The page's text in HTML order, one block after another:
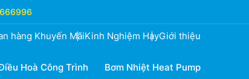
hàng Khuyến MãiKinh Nghiệm HayGiới thiệu
Hoà Công Trình Bơm Nhiệt Heat Pump